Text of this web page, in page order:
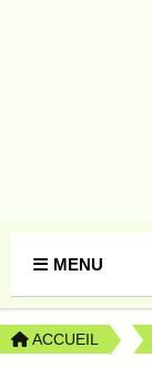
MENU
ACCUEIL